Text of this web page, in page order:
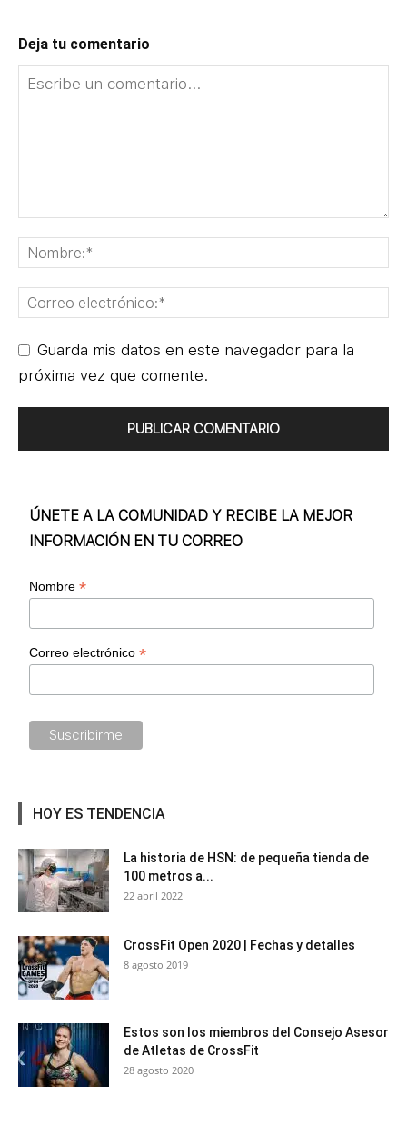
Deja tu comentario
Guarda mis datos en este navegador para la
próxima vez que comente.
ÚNETE A LA COMUNIDAD Y RECIBE LA MEJOR
INFORMACIÓN EN TU CORREO
Nombre*
Correo electrónico*
HOY ES TENDENCIA
La historia de HSN: de pequeña tienda de
100 metros a...
22 abril 2022
CrossFit Open 2020 | Fechas y detalles
8 agosto 2019
Estos son los miembros del Consejo Asesor
de Atletas de CrossFit
28 agosto 2020